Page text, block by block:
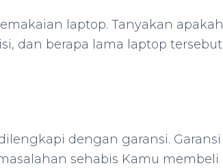
laptop. Tanyakan apakah
dan berapa lama laptop tersebut
dengan garansi. Garansi
sehabis Kamu membeli